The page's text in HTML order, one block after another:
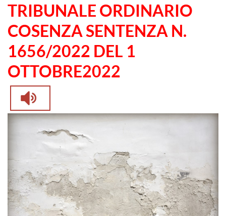
TRIBUNALE ORDINARIO
COSENZA SENTENZA N.
1656/2022 DEL 1
OTTOBRE2022